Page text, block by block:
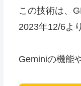
この技術は、
2023年12/6よ
Geminiの機能